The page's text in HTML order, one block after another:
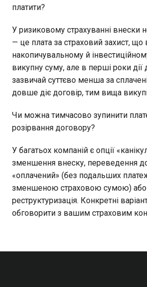
платити?
У ризиковому страхуванні внески
— це плата за страховий захист, що
накопичувальному й
викупну суму, але в перші роки дії
зазвичай суттєво менша за
довше діє договір, тим вища
Чи можна тимчасово зупинити
розірвання договору?
У багатьох компаній є опції
зменшення внеску, переведення
«оплачений» (без подальших
зменшеною страховою сумою) або
реструктуризація. Конкретні
обговорити з вашим страховим